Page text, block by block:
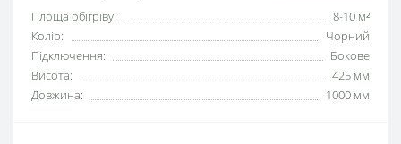
Площа обігріву:
8-10 м²
Колір:
Чорний
Підключення:
Бокове
Висота:
425 мм
Довжина:
1000 мм